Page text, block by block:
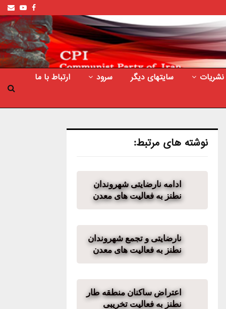
Facebook
نشریات سایتهای دیگر سرود ارتباط با ما
نوشته های مرتبط:
ادامه نارضایتی شهروندان
نطنز به فعالیت های معدن
نارضایتی و تجمع شهروندان
نطنز به فعالیت های معدن
اعتراض ساکنان منطقه طار
نطنز به فعالیت تخریبی